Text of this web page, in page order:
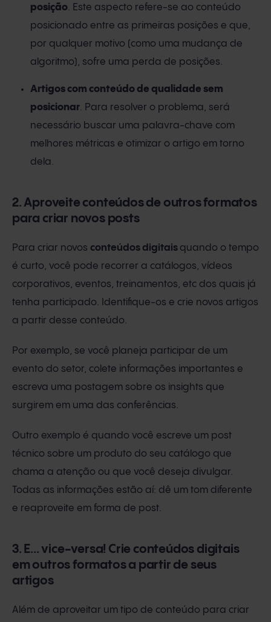
posição. Este aspecto refere-se ao conteúdo
posicionado entre as primeiras posições e que,
por qualquer motivo (como uma mudança de
algoritmo), sofre uma perda de posições.
Artigos com conteúdo de qualidade sem
posicionar. Para resolver o problema, será
necessário buscar uma palavra-chave com
melhores métricas e otimizar o artigo em torno
dela.
2. Aproveite conteúdos de outros formatos
para criar novos posts
Para criar novos conteúdos digitais quando o tempo
é curto, você pode recorrer a catálogos, vídeos
corporativos, eventos, treinamentos, etc dos quais já
tenha participado. Identifique-os e crie novos artigos
a partir desse conteúdo.
Por exemplo, se você planeja participar de um
evento do setor, colete informações importantes e
escreva uma postagem sobre os insights que
surgirem em uma das conferências.
Outro exemplo é quando você escreve um post
técnico sobre um produto do seu catálogo que
chama a atenção ou que você deseja divulgar.
Todas as informações estão aí: dê um tom diferente
e reaproveite em forma de post.
3. E... vice-versa! Crie conteúdos digitais
em outros formatos a partir de seus
artigos
Além de aproveitar um tipo de conteúdo para criar